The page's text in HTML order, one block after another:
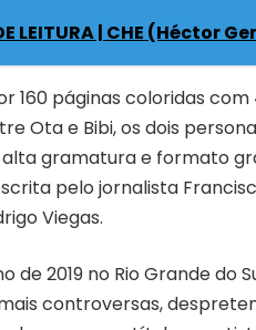
LEITURA | CHE (Héctor
160 páginas coloridas
Ota e Bibi, os dois
gramatura e formato
pelo jornalista
Viegas.
de 2019 no Rio Grande do
controversas,